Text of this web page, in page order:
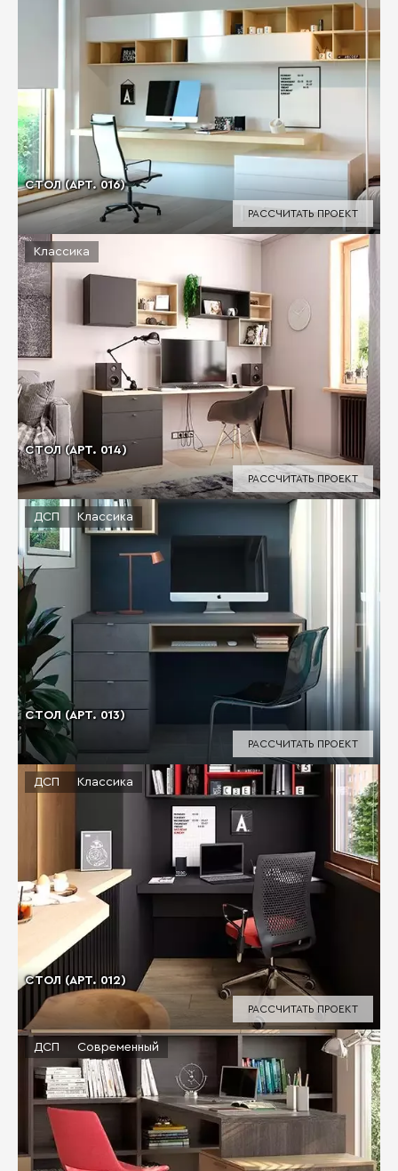
СТОЛ (АРТ. 016)
РАССЧИТАТЬ ПРОЕКТ
СТОЛ (АРТ. 014)
Классика
РАССЧИТАТЬ ПРОЕКТ
СТОЛ (АРТ. 013)
ДСП Классика
РАССЧИТАТЬ ПРОЕКТ
СТОЛ (АРТ. 012)
ДСП Классика
РАССЧИТАТЬ ПРОЕКТ
ДСП Современный